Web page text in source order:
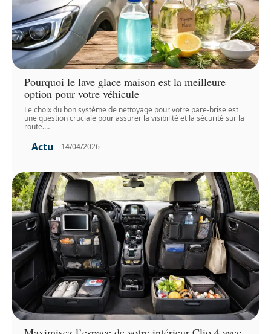
Pourquoi le lave glace maison est la meilleure
option pour votre véhicule
Le choix du bon système de nettoyage pour votre pare-brise est
une question cruciale pour assurer la visibilité et la sécurité sur la
route.…
Actu 14/04/2026